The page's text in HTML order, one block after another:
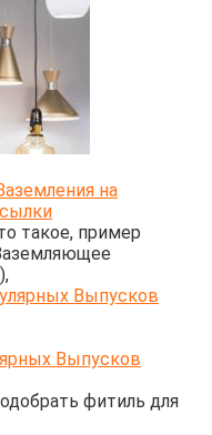
на
такое, пример
Выпусков
фитиль для